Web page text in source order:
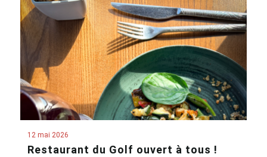
12 mai 2026
Restaurant du Golf ouvert à tous !